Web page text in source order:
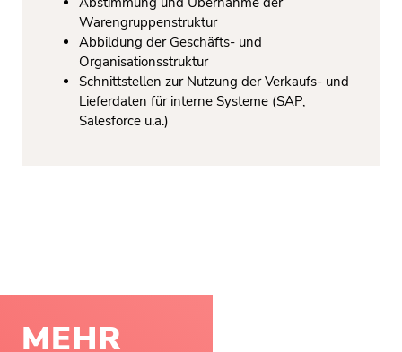
Warengruppenstruktur
Abbildung der Geschäfts- und
Organisationsstruktur
Schnittstellen zur Nutzung der Verkaufs- und
Lieferdaten für interne Systeme (SAP,
Salesforce u.a.)
MEHR